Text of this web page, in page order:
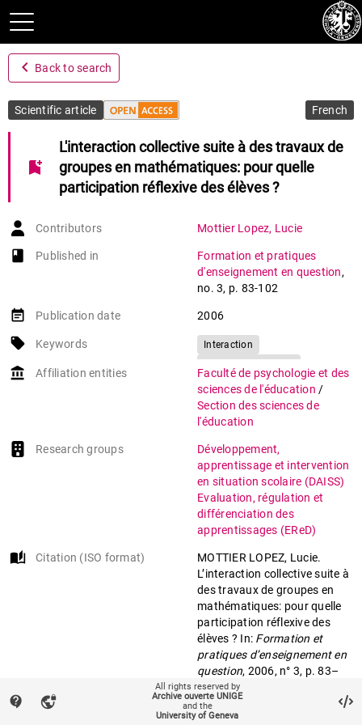
navigate_before Back to search
Scientific article French
bookmark_add
L'interaction collective suite à des travaux de
groupes en mathématiques: pour quelle
participation réflexive des élèves ?
Contributors Mottier Lopez, Lucie
book-open
Published in
Formation et pratiques
d'enseignement en question,
no. 3, p. 83-102
event_note Publication date 2006
local_offer Keywords
Interaction
account_balance Affiliation entities
Faculté de psychologie et des
sciences de l'éducation /
Section des sciences de
l'éducation
Research groups
Développement,
apprentissage et intervention
en situation scolaire (DAISS)
Evaluation, régulation et
différenciation des
apprentissages (EReD)
auto_stories Citation (ISO format)
MOTTIER LOPEZ, Lucie.
L’interaction collective suite à
des travaux de groupes en
mathématiques: pour quelle
participation réflexive des
élèves ? In: Formation et
pratiques d’enseignement en
question, 2006, n° 3, p. 83–
102.
contact_support vpn_lock
All rights reserved by
Archive ouverte UNIGE
and the
University of Geneva